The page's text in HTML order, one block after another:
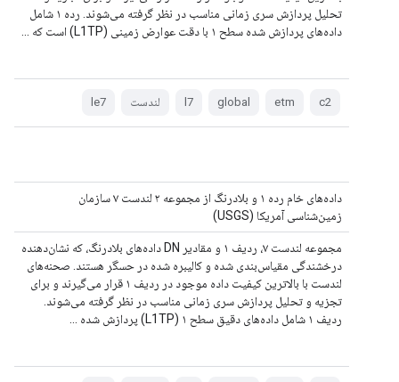
تحلیل پردازش سری زمانی مناسب در نظر گرفته می‌شوند. رده ۱ شامل
داده‌های پردازش شده سطح ۱ با دقت عوارض زمینی (L1TP) است که ...
c2
etm
global
l7 لندست le7
داده‌های خام رده ۱ و بلادرنگ از مجموعه ۲ لندست ۷ سازمان
زمین‌شناسی آمریکا (USGS)
مجموعه لندست ۷، ردیف ۱ و مقادیر DN داده‌های بلادرنگ، که نشان‌دهنده
درخشندگی مقیاس‌بندی شده و کالیبره شده در حسگر هستند. صحنه‌های
لندست با بالاترین کیفیت داده موجود در ردیف ۱ قرار می‌گیرند و برای
تجزیه و تحلیل پردازش سری زمانی مناسب در نظر گرفته می‌شوند.
ردیف ۱ شامل داده‌های دقیق سطح ۱ (L1TP) پردازش شده ...